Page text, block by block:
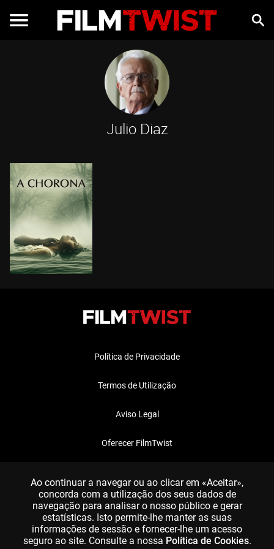
Julio Diaz
Política de Privacidade
Termos de Utilização
Aviso Legal
Oferecer FilmTwist
Ao continuar a navegar ou ao clicar em «Aceitar»,
concorda com a utilização dos seus dados de
navegação para analisar o nosso público e gerar
estatísticas. Isto permite-lhe manter as suas
informações de sessão e fornecer-lhe um acesso
seguro ao site. Consulte a nossa Política de Cookies.